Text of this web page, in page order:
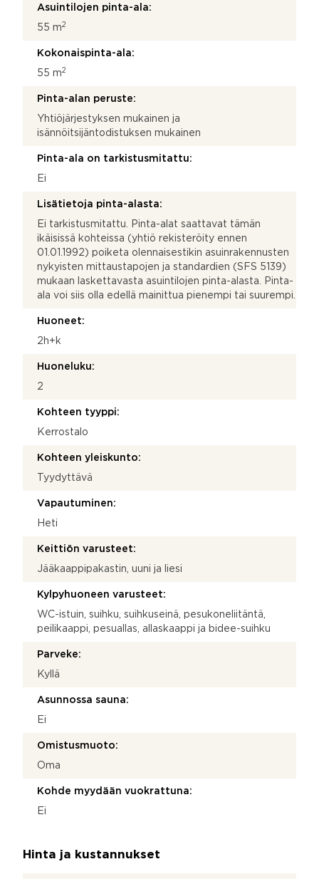
Asuintilojen pinta-ala:
55 m2
Kokonaispinta-ala:
55 m2
Pinta-alan peruste:
Yhtiöjärjestyksen mukainen ja
isännöitsijäntodistuksen mukainen
Pinta-ala on tarkistusmitattu:
Ei
Lisätietoja pinta-alasta:
Ei tarkistusmitattu. Pinta-alat saattavat tämän
ikäisissä kohteissa (yhtiö rekisteröity ennen
01.01.1992) poiketa olennaisestikin asuinrakennusten
nykyisten mittaustapojen ja standardien (SFS 5139)
mukaan laskettavasta asuintilojen pinta-alasta. Pinta-
ala voi siis olla edellä mainittua pienempi tai suurempi.
Huoneet:
2h+k
Huoneluku:
2
Kohteen tyyppi:
Kerrostalo
Kohteen yleiskunto:
Tyydyttävä
Vapautuminen:
Heti
Keittiön varusteet:
Jääkaappipakastin, uuni ja liesi
Kylpyhuoneen varusteet:
WC-istuin, suihku, suihkuseinä, pesukoneliitäntä,
peilikaappi, pesuallas, allaskaappi ja bidee-suihku
Parveke:
Kyllä
Asunnossa sauna:
Ei
Omistusmuoto:
Oma
Kohde myydään vuokrattuna:
Ei
Hinta ja kustannukset